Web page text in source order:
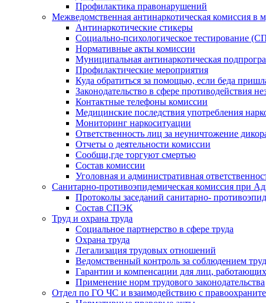
Профилактика правонарушений
Межведомственная антинаркотическая комиссия в
Антинаркотические стикеры
Социально-психологическое тестирование
Нормативные акты комиссии
Муниципальная антинаркотическая
Профилактические мероприятия
Куда обратиться за помощью, если беда
Законодательство в сфере противодействия
Контактные телефоны комиссии
Медицинские последствия употребления
Мониторинг наркоситуации
Ответственность лиц за неуничтожение
Отчеты о деятельности комиссии
Сообщи,где торгуют смертью
Состав комиссии
Уголовная и административная
Санитарно-противоэпидемическая комиссия при
Протоколы заседаний санитарно-
Состав СПЭК
Труд и охрана труда
Социальное партнерство в сфере труда
Охрана труда
Легализация трудовых отношений
Ведомственный контроль за соблюдением
Гарантии и компенсации для лиц,
Применение норм трудового законодательства
Отдел по ГО ЧС и взаимодействию с